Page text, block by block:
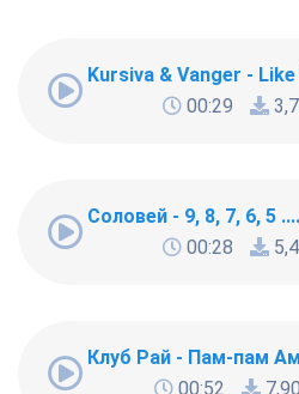
Kursiva & Vanger - Like
00:29
Соловей - 9, 8, 7, 6, 5
00:28
Клуб Рай - Пам-пам
00:52